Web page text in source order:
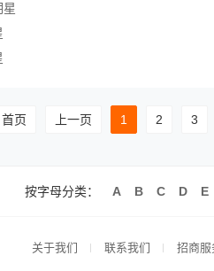
星
首页 上一页 1 2 3
按字母分类： A B C D E
关于我们 联系我们 招商服